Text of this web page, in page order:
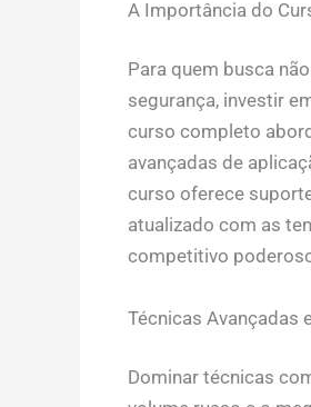
A Importância do
Para quem busca
segurança, investir
curso completo
avançadas de
curso oferece
atualizado com as
competitivo
Técnicas Avançadas
Dominar técnicas